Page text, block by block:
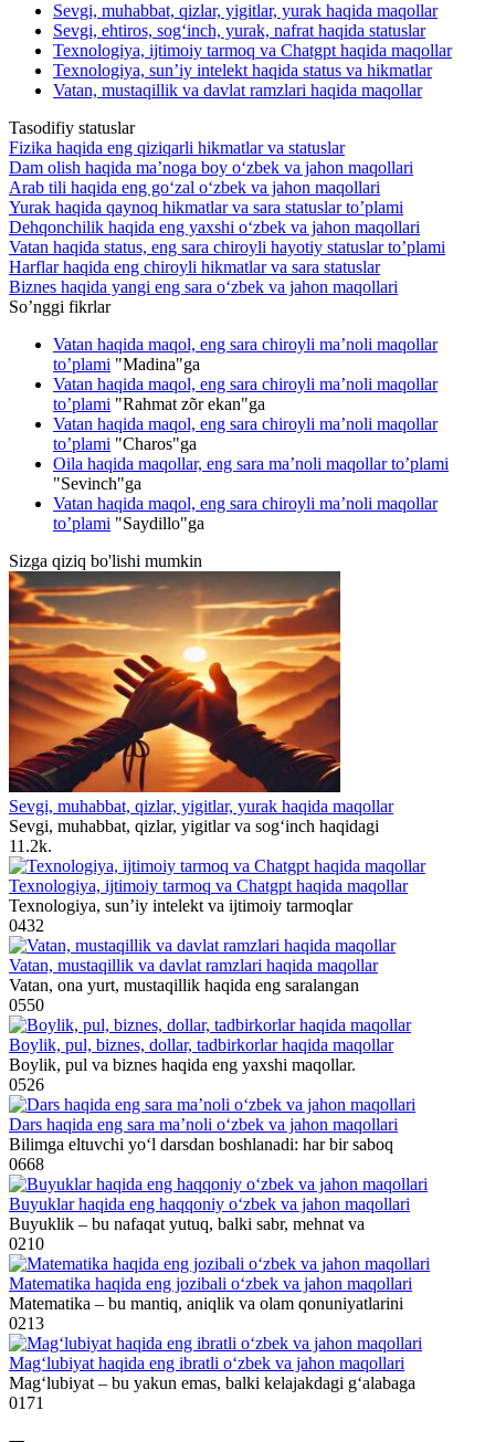
Sevgi, muhabbat, qizlar, yigitlar, yurak haqida maqollar
Sevgi, ehtiros, sog‘inch, yurak, nafrat haqida statuslar
Texnologiya, ijtimoiy tarmoq va Chatgpt haqida maqollar
Texnologiya, sun’iy intelekt haqida status va hikmatlar
Vatan, mustaqillik va davlat ramzlari haqida maqollar
Tasodifiy statuslar
Fizika haqida eng qiziqarli hikmatlar va statuslar
Dam olish haqida ma’noga boy o‘zbek va jahon maqollari
Arab tili haqida eng go‘zal o‘zbek va jahon maqollari
Yurak haqida qaynoq hikmatlar va sara statuslar to’plami
Dehqonchilik haqida eng yaxshi o‘zbek va jahon maqollari
Vatan haqida status, eng sara chiroyli hayotiy statuslar to’plami
Harflar haqida eng chiroyli hikmatlar va sara statuslar
Biznes haqida yangi eng sara o‘zbek va jahon maqollari
So’nggi fikrlar
Vatan haqida maqol, eng sara chiroyli ma’noli maqollar
to’plami "Madina"ga
Vatan haqida maqol, eng sara chiroyli ma’noli maqollar
to’plami "Rahmat zõr ekan"ga
Vatan haqida maqol, eng sara chiroyli ma’noli maqollar
to’plami "Charos"ga
Oila haqida maqollar, eng sara ma’noli maqollar to’plami
"Sevinch"ga
Vatan haqida maqol, eng sara chiroyli ma’noli maqollar
to’plami "Saydillo"ga
Sizga qiziq bo'lishi mumkin
Sevgi, muhabbat, qizlar, yigitlar, yurak haqida maqollar
Sevgi, muhabbat, qizlar, yigitlar va sog‘inch haqidagi
11.2k.
Texnologiya, ijtimoiy tarmoq va Chatgpt haqida maqollar
Texnologiya, sun’iy intelekt va ijtimoiy tarmoqlar
0432
Vatan, mustaqillik va davlat ramzlari haqida maqollar
Vatan, ona yurt, mustaqillik haqida eng saralangan
0550
Boylik, pul, biznes, dollar, tadbirkorlar haqida maqollar
Boylik, pul va biznes haqida eng yaxshi maqollar.
0526
Dars haqida eng sara ma’noli o‘zbek va jahon maqollari
Bilimga eltuvchi yo‘l darsdan boshlanadi: har bir saboq
0668
Buyuklar haqida eng haqqoniy o‘zbek va jahon maqollari
Buyuklik – bu nafaqat yutuq, balki sabr, mehnat va
0210
Matematika haqida eng jozibali o‘zbek va jahon maqollari
Matematika – bu mantiq, aniqlik va olam qonuniyatlarini
0213
Mag‘lubiyat haqida eng ibratli o‘zbek va jahon maqollari
Mag‘lubiyat – bu yakun emas, balki kelajakdagi g‘alabaga
0171